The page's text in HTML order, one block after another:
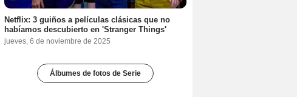
Netflix: 3 guiños a películas clásicas que no
habíamos descubierto en 'Stranger Things'
jueves, 6 de noviembre de 2025
Álbumes de fotos de Serie